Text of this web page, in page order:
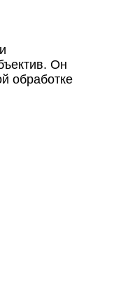
Он
обработке